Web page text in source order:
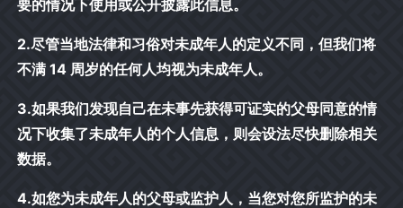
要的情况下使用或公开披露此信息。
2.尽管当地法律和习俗对未成年人的定义不同，但我们将
不满 14 周岁的任何人均视为未成年人。
3.如果我们发现自己在未事先获得可证实的父母同意的情
况下收集了未成年人的个人信息，则会设法尽快删除相关
数据。
4.如您为未成年人的父母或监护人，当您对您所监护的未